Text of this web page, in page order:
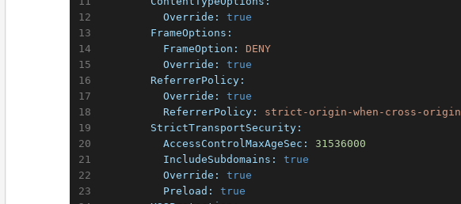
          Override:
true
        FrameOptions:
          FrameOption:
DENY
          Override:
true
        ReferrerPolicy:
          Override:
true
          ReferrerPolicy:
strict-origin-when-cross-origin
        StrictTransportSecurity:
          AccessControlMaxAgeSec:
31536000
          IncludeSubdomains:
true
          Override:
true
          Preload:
true